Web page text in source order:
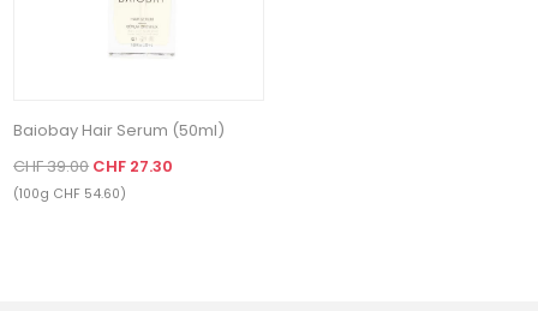
Baiobay Hair Serum (50ml)
CHF 39.00 CHF 27.30
(100g CHF 54.60)